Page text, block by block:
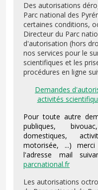
Des autorisations
Parc national des
certaines conditions,
Directeur du Parc
d'autorisation (hors
nos services pour le
scientifiques et les
procédures en ligne
Demandes
activités
Pour toute autre
publiques,
domestiques,
motorisée, ...)
l'adresse mail
parcnational.fr
Les autorisations